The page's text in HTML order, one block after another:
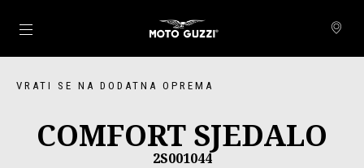
Idi na glavni izbornik
VRATI SE NA DODATNA OPREMA
COMFORT SJEDALO
2S001044